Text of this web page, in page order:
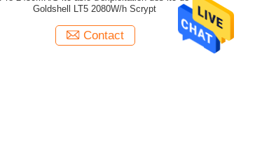
Goldshell LT5 2080W/h Scrypt
Contact